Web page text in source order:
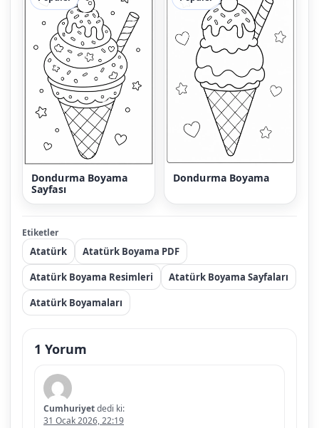
Dondurma Boyama
Sayfası
Dondurma Boyama
Etiketler
Atatürk
Atatürk Boyama PDF
Atatürk Boyama Resimleri
Atatürk Boyama Sayfaları
Atatürk Boyamaları
1 Yorum
Cumhuriyetdedi ki:
31 Ocak 2026, 22:19